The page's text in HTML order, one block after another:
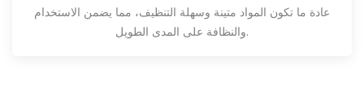
عادة ما تكون المواد متينة وسهلة التنظيف، مما يضمن الاستخدام
والنظافة على المدى الطويل.